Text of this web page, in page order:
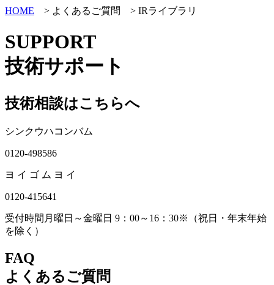
HOME > よくあるご質問 > IRライブラリ
SUPPORT
技術サポート
技術相談はこちらへ
シンクウハコンバム
0120-498586
ヨ イ ゴ ム ヨ イ
0120-415641
受付時間 月曜日～金曜日 9：00～16：30※（祝日・年末年始
を除く）
FAQ
よくあるご質問